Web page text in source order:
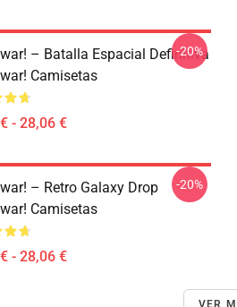
– Batalla Espacial Definitiva
Camisetas
- 28,06 €
-20%
– Retro Galaxy Drop
Camisetas
- 28,06 €
-20%
VER